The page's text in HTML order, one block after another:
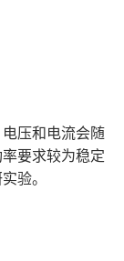
压和电流会随
要求较为稳定
验。